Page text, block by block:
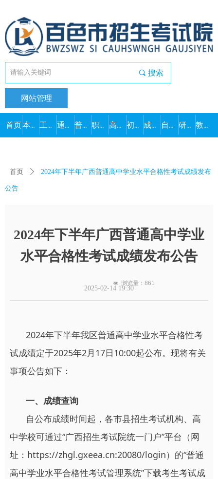
首页 本院概况 工作动态 通知公告 普通高考 职教高考 高中学考 初中学考 成人高考 自学考试 研究生考试 教师资格
끠 搜索
网站管理
首页 ꄲ 2024年下半年广西普通高中学业水平合格性考试成绩发布
公告
2024年下半年广西普通高中学业
水平合格性考试成绩发布公告
2025-02-14 19:30
2024年下半年我区普通高中学业水平合格性考
试成绩定于2025年2月17日10:00起公布。现将有关
事项公告如下：
一、成绩查询
自公布成绩时间起，各市县招生考试机构、高
中学校可通过“广西招生考试院统一门户”平台（网
址：https://zhgl.gxeea.cn:20080/login）的“普通
高中学业水平合格性考试管理系统”下载考生考试成
넶 浏览量： 861